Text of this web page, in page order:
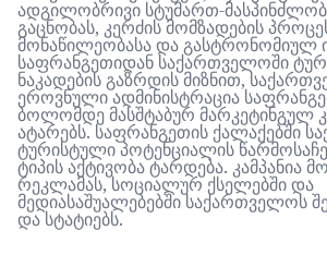
ადგილობრივი სტუმართ-
გაცნობას, კერძისმომზადების
მონაწილეობასადაგასტრონომიულ
საფრანგეთიდანსაქართველოში
ნაკადებისგაზრდისმიზნით,
ეროვნულიადმინისტრაცია
ბოლომდემასშტაბურ მარკეტინგულ
ატარებს.საფრანგეთის ქალაქებში
ტურისტულიპოტენციალის
ტიპისაქტივობატარდება. კამპანია
რეკლამას,სოციალურ ქსელებშიდა
მედიასაშუალებებშისაქართველოს
დასტატიებს.